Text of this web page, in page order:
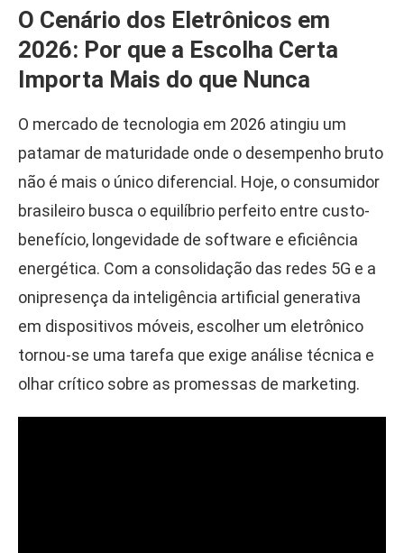
O Cenário dos Eletrônicos em
2026: Por que a Escolha Certa
Importa Mais do que Nunca
O mercado de tecnologia em 2026 atingiu um
patamar de maturidade onde o desempenho bruto
não é mais o único diferencial. Hoje, o consumidor
brasileiro busca o equilíbrio perfeito entre custo-
benefício, longevidade de software e eficiência
energética. Com a consolidação das redes 5G e a
onipresença da inteligência artificial generativa
em dispositivos móveis, escolher um eletrônico
tornou-se uma tarefa que exige análise técnica e
olhar crítico sobre as promessas de marketing.